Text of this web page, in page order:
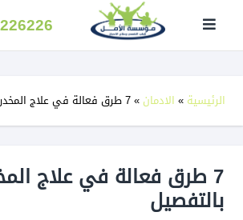
الامل
لعلاج
الرئيسية » الادمان »7 طرق فعالة في علاج المخدرات تعرف بالتفصيل
7 طرق فعالة في علاج
بالتفصيل